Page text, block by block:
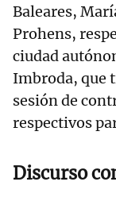
Baleares,
Prohens,
ciudad
Imbroda, que
sesión de
respectivos
Discurso